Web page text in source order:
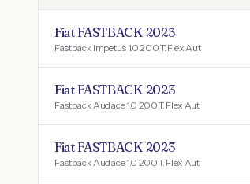
Fiat FASTBACK 2023
Fastback Impetus 1.0 200 T. Flex Aut
Fiat FASTBACK 2023
Fastback Audace 1.0 200 T. Flex Aut
Fiat FASTBACK 2023
Fastback Audace 1.0 200 T. Flex Aut